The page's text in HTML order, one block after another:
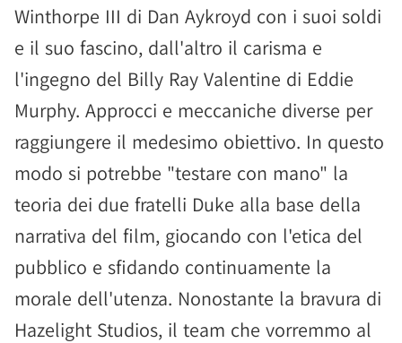
Winthorpe III di Dan Aykroyd con i suoi soldi
e il suo fascino, dall'altro il carisma e
l'ingegno del Billy Ray Valentine di Eddie
Murphy. Approcci e meccaniche diverse per
raggiungere il medesimo obiettivo. In questo
modo si potrebbe "testare con mano" la
teoria dei due fratelli Duke alla base della
narrativa del film, giocando con l'etica del
pubblico e sfidando continuamente la
morale dell'utenza. Nonostante la bravura di
Hazelight Studios, il team che vorremmo al